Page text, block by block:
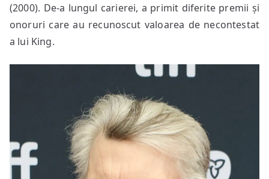
(2000). De-a lungul carierei, a primit diferite premii și
onoruri care au recunoscut valoarea de necontestat
a lui King.